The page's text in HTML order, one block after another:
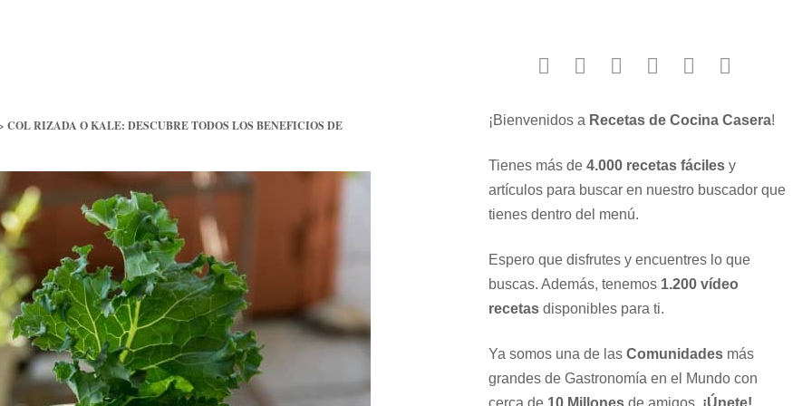
COL RIZADA O KALE: DESCUBRE TODOS LOS BENEFICIOS DE
¡Bienvenidos a Recetas de Cocina Casera!
Tienes más de 4.000 recetas fácilesy
artículos para buscar en nuestro buscador que
tienes dentro del menú.
Espero que disfrutes y encuentres lo que
buscas. Además, tenemos 1.200 vídeo
recetasdisponibles para ti.
Ya somos una de las Comunidadesmás
grandes de Gastronomía en el Mundo con
cerca de 10 Millonesde amigos. ¡Únete!